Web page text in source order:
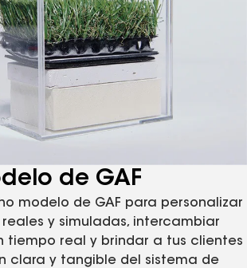
de GAF
modelo de GAF para personalizar
y simuladas, intercambiar
tiempo real y brindar a tus clientes
clara y tangible del sistema de